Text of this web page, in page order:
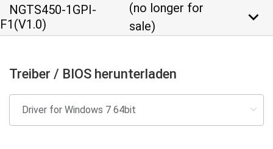
NGTS450-1GPI-
F1(V1.0)
(no longer for
sale)
keyboard_arrow_down
Treiber / BIOS herunterladen